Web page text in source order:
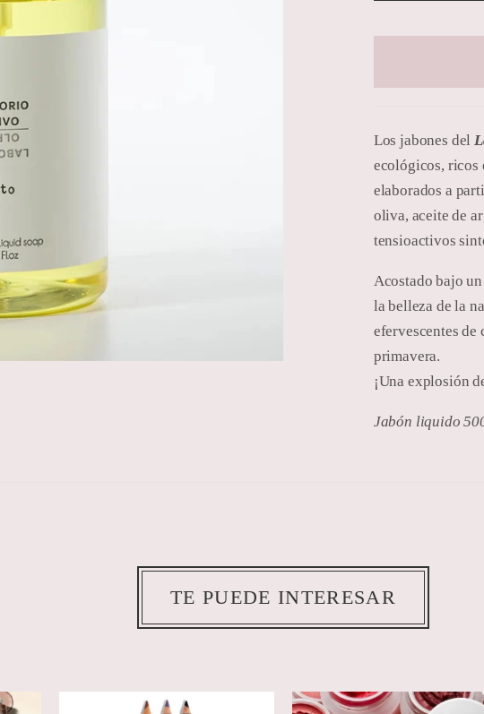
Los jabones del
ecológicos, ricos
elaborados a
oliva, aceite de
tensioactivos
Acostado bajo
la belleza de la
efervescentes
primavera.
¡Una explosión
Jabón liquido
TE PUEDE INTERESAR